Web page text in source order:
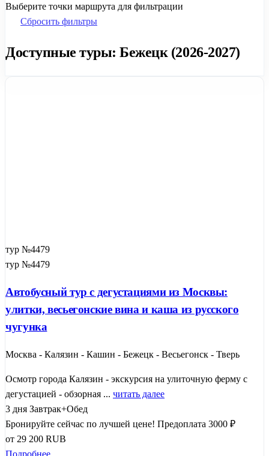
Выберите точки маршрута для фильтрации
Сбросить фильтры
Доступные туры: Бежецк (2026-2027)
тур №4479
тур №4479
Автобусный тур с дегустациями из Москвы:
улитки, весьегонские вина и каша из русского
чугунка
Москва - Калязин - Кашин - Бежецк - Весьегонск - Тверь
Осмотр города Калязин - экскурсия на улиточную ферму с
дегустацией - обзорная ... читать далее
3 дня Завтрак+Обед
Бронируйте сейчас по лучшей цене! Предоплата 3000 ₽
от 29 200 RUB
Подробнее